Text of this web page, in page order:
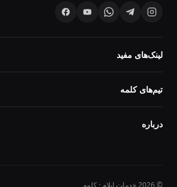
لینک‌های مفید
تیم‌های کلمه
درباره
© 2026 خدمات ایلام · کلمه